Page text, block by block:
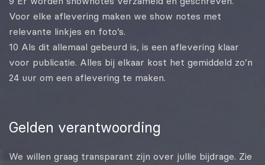
Voor elke aflevering maken we show notes met
relevante linkjes en foto’s.
10 Als dit allemaal gebeurd is, is een aflevering klaar
voor publicatie. Alles bij elkaar kost het gemiddeld zo’n
24 uur om een aflevering te maken.
Gelden verantwoording
We willen graag transparant zijn over jullie bijdrage. Zie